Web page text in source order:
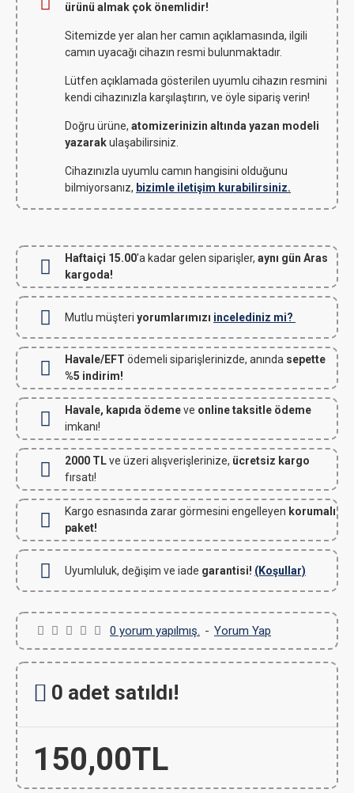
ürünü almak çok önemlidir!
Sitemizde yer alan her camın açıklamasında, ilgili
camın uyacağı cihazın resmi bulunmaktadır.
Lütfen açıklamada gösterilen uyumlu cihazın resmini
kendi cihazınızla karşılaştırın, ve öyle sipariş verin!
Doğru ürüne, atomizerinizin altında yazan modeli
yazarakulaşabilirsiniz.
Cihazınızla uyumlu camın hangisini olduğunu
bilmiyorsanız, bizimle iletişim kurabilirsiniz.
Haftaiçi 15.00'a kadar gelen siparişler, aynı gün Aras
kargoda!
Mutlu müşteri yorumlarımızı incelediniz mi?
Havale/EFT ödemeli siparişlerinizde, anında sepette
%5 indirim!
Havale, kapıda ödemeve online taksitle ödeme
imkanı!
2000 TLve üzeri alışverişlerinize, ücretsiz kargo
fırsatı!
Kargo esnasında zarar görmesini engelleyen korumalı
paket!
Uyumluluk, değişim ve iade garantisi! (Koşullar)
0 yorum yapılmış. - Yorum Yap
150,00TL
0 adet satıldı!